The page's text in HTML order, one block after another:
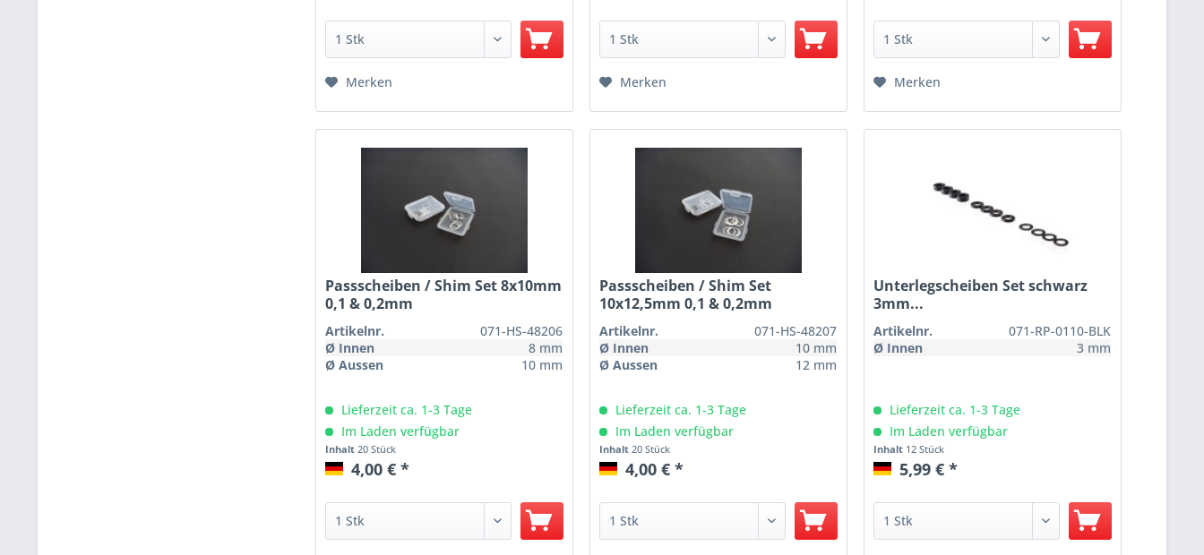
Merken Merken Merken
Passscheiben / Shim Set 8x10mm
0,1 & 0,2mm
Artikelnr.
071-HS-48206
Ø Innen
8 mm
Ø Aussen
10 mm
Lieferzeit ca. 1-3 Tage
Im Laden verfügbar
Inhalt 20 Stück
4,00 € *
Passscheiben / Shim Set
10x12,5mm 0,1 & 0,2mm
Artikelnr.
071-HS-48207
Ø Innen
10 mm
Ø Aussen
12 mm
Lieferzeit ca. 1-3 Tage
Im Laden verfügbar
Inhalt 20 Stück
4,00 € *
Unterlegscheiben Set schwarz
3mm...
Artikelnr.
071-RP-0110-BLK
Ø Innen
3 mm
Lieferzeit ca. 1-3 Tage
Im Laden verfügbar
Inhalt 12 Stück
5,99 € *